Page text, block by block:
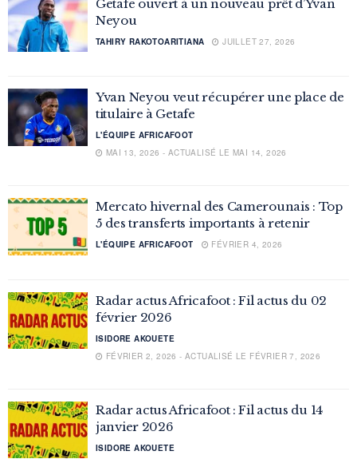
Getafe ouvert à un nouveau prêt d’Yvan
Neyou
TAHIRY RAKOTOARITIANA JUILLET 27, 2026
Yvan Neyou veut récupérer une place de
titulaire à Getafe
L'ÉQUIPE AFRICAFOOT
MAI 13, 2026 - ACTUALISÉ LE MAI 14, 2026
Mercato hivernal des Camerounais : Top
5 des transferts importants à retenir
L'ÉQUIPE AFRICAFOOT FÉVRIER 4, 2026
Radar actus Africafoot : Fil actus du 02
février 2026
ISIDORE AKOUETE
FÉVRIER 2, 2026 - ACTUALISÉ LE FÉVRIER 7, 2026
Radar actus Africafoot : Fil actus du 14
janvier 2026
ISIDORE AKOUETE